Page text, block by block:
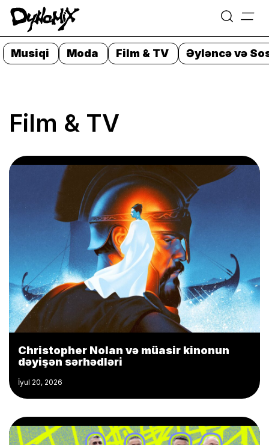
Skip
to
content
=
Musiqi Moda Film & TV Əyləncə və
Film & TV
Christopher Nolan və müasir kinonun
dəyişən sərhədləri
İyul 20, 2026